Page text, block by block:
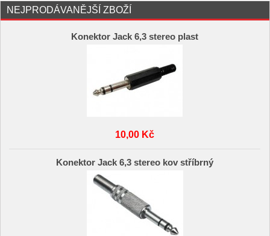
NEJPRODÁVANĚJŠÍ ZBOŽÍ
Konektor Jack 6,3 stereo plast
10,00 Kč
Konektor Jack 6,3 stereo kov stříbrný